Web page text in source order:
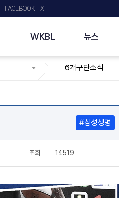
WKBL 뉴스
FACEBOOK X
6개구단소식
#삼성생명
조회 14519